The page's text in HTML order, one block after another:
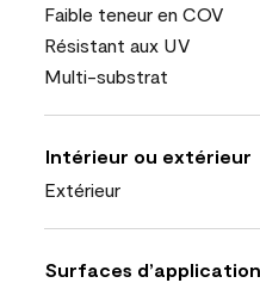
Faible teneur en COV
Résistant aux UV
Multi-substrat
Intérieur ou extérieur
Extérieur
Surfaces